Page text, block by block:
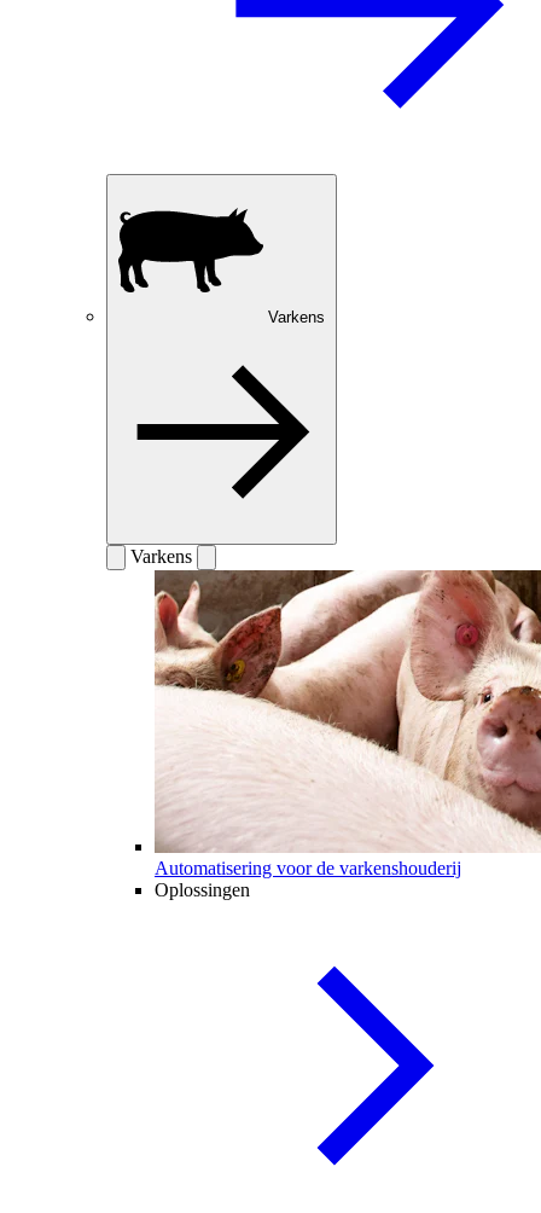
Varkens
Varkens
Automatisering voor de varkenshouderij
Oplossingen